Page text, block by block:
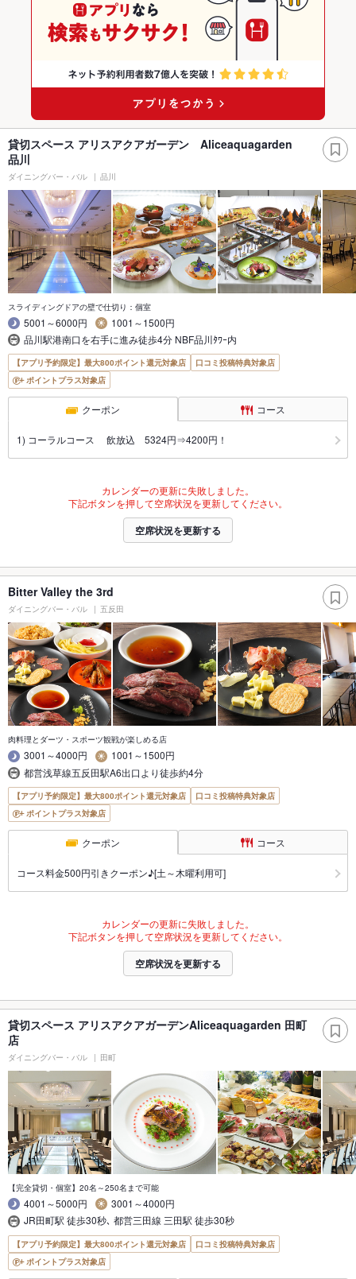
貸切スペース アリスアクアガーデン Aliceaquagarden
品川
ダイニングバー・バル 品川
スライディングドアの壁で仕切り：個室
5001～6000円
1001～1500円
品川駅港南口を右手に進み徒歩4分 NBF品川ﾀﾜｰ内
【アプリ予約限定】最大800ポイント還元対象店
口コミ投稿特典対象店
ポイントプラス対象店
クーポン コース
1) コーラルコース 飲放込 5324円⇒4200円！
カレンダーの更新に失敗しました。
下記ボタンを押して空席状況を更新してください。
空席状況を更新する
Bitter Valley the 3rd
ダイニングバー・バル 五反田
肉料理とダーツ・スポーツ観戦が楽しめる店
3001～4000円
1001～1500円
都営浅草線五反田駅A6出口より徒歩約4分
【アプリ予約限定】最大800ポイント還元対象店
口コミ投稿特典対象店
ポイントプラス対象店
クーポン コース
コース料金500円引きクーポン♪[土～木曜利用可]
カレンダーの更新に失敗しました。
下記ボタンを押して空席状況を更新してください。
空席状況を更新する
貸切スペース アリスアクアガーデンAliceaquagarden 田町
店
ダイニングバー・バル 田町
【完全貸切・個室】20名～250名まで可能
4001～5000円
3001～4000円
JR田町駅 徒歩30秒､ 都営三田線 三田駅 徒歩30秒
【アプリ予約限定】最大800ポイント還元対象店
口コミ投稿特典対象店
ポイントプラス対象店